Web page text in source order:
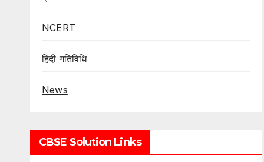
NCERT
हिंदी गतिविधि
News
CBSE Solution Links